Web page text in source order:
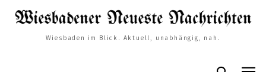
Wiesbaden im Blick. Aktuell, unabhängig, nah.